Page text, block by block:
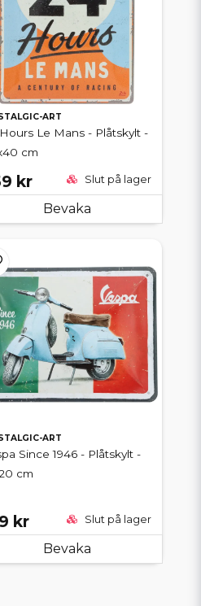
ART
Le Mans - Plåtskylt -
cm
kr Slut på lager
Bevaka
ART
Since 1946 - Plåtskylt -
cm
kr Slut på lager
Bevaka